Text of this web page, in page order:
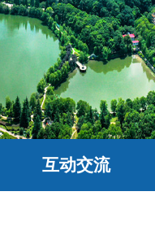
互动交流